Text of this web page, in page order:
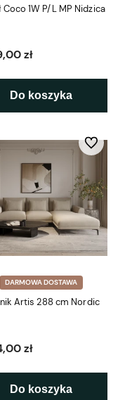
Coco 1W P/L MP Nidzica
zł
Do koszyka
DARMOWA DOSTAWA
Artis 288 cm Nordic
zł
Do koszyka
Do